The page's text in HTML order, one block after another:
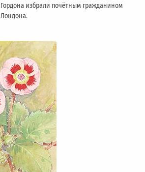
Гордона избрали почётным гражданином
Лондонa.